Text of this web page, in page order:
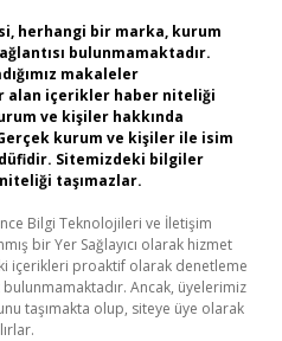
herhangi bir marka, kurum
bulunmamaktadır.
makaleler
alan içerikler haber niteliği
ve kişiler hakkında
kurum ve kişiler ile isim
Sitemizdeki bilgiler
taşımazlar.
Bilgi Teknolojileri ve İletişim
bir Yer Sağlayıcı olarak hizmet
içerikleri proaktif olarak denetleme
Ancak, üyelerimiz
taşımakta olup, siteye üye olarak